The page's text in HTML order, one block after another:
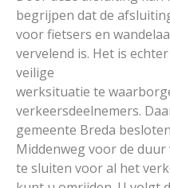
begrijpen dat de
voor fietsers en
vervelend is. Het is
veilige
werksituatie te
verkeersdeelnemers.
gemeente Breda
Middenweg voor de
te sluiten voor al het